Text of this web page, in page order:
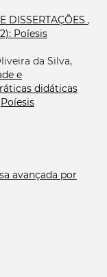
DISSERTAÇÕES ,
Poíesis
da Silva,
e
didáticas
Poíesis
avançada por